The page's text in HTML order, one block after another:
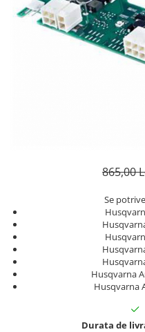
865,00
Se
Husqvarna
Husqvarna
Durata de